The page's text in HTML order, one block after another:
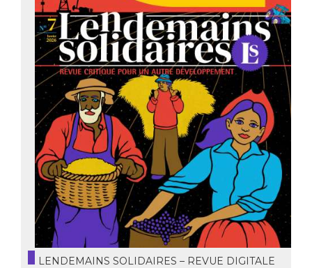
LENDEMAINS SOLIDAIRES – REVUE DIGITALE